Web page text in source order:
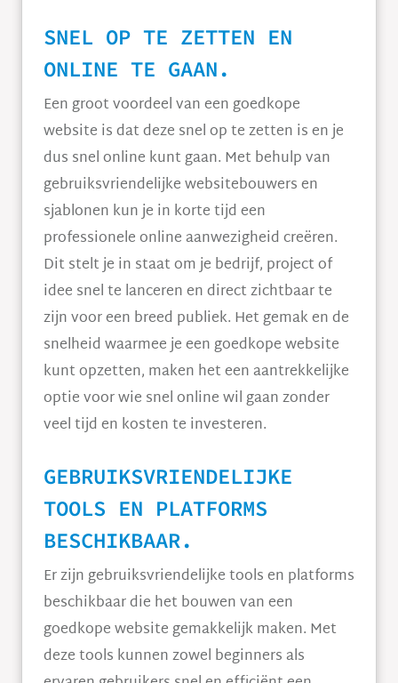
SNEL OP TE ZETTEN EN
ONLINE TE GAAN.
Een groot voordeel van een goedkope
website is dat deze snel op te zetten is en je
dus snel online kunt gaan. Met behulp van
gebruiksvriendelijke websitebouwers en
sjablonen kun je in korte tijd een
professionele online aanwezigheid creëren.
Dit stelt je in staat om je bedrijf, project of
idee snel te lanceren en direct zichtbaar te
zijn voor een breed publiek. Het gemak en de
snelheid waarmee je een goedkope website
kunt opzetten, maken het een aantrekkelijke
optie voor wie snel online wil gaan zonder
veel tijd en kosten te investeren.
GEBRUIKSVRIENDELIJKE
TOOLS EN PLATFORMS
BESCHIKBAAR.
Er zijn gebruiksvriendelijke tools en platforms
beschikbaar die het bouwen van een
goedkope website gemakkelijk maken. Met
deze tools kunnen zowel beginners als